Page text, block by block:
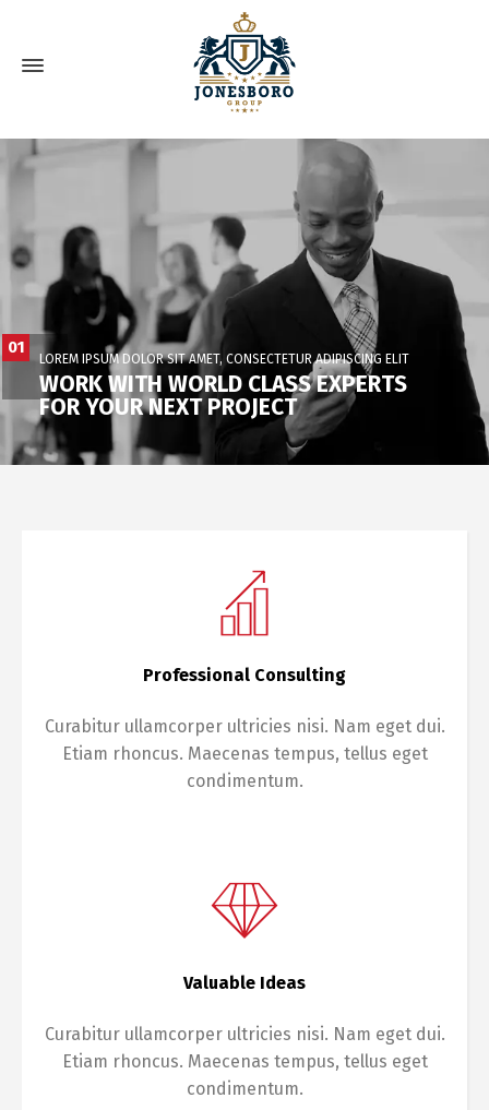
01
WORK WITH WORLD CLASS EXPERTS
FOR YOUR NEXT PROJECT
LOREM IPSUM DOLOR SIT AMET, CONSECTETUR ADIPISCING ELIT
Professional Consulting
Curabitur ullamcorper ultricies nisi. Nam eget dui.
Etiam rhoncus. Maecenas tempus, tellus eget
condimentum.
Valuable Ideas
Curabitur ullamcorper ultricies nisi. Nam eget dui.
Etiam rhoncus. Maecenas tempus, tellus eget
condimentum.